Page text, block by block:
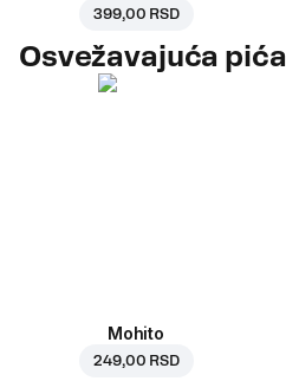
399,00 RSD
Osvežavajuća pića
Mohito
249,00 RSD